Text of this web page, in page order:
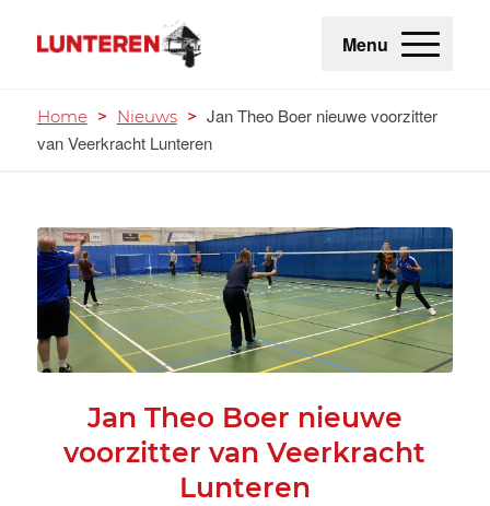
Menu
Home > Nieuws > Jan Theo Boer nieuwe voorzitter
van Veerkracht Lunteren
Jan Theo Boer nieuwe
voorzitter van Veerkracht
Lunteren